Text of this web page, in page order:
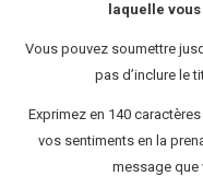
laquelle
Vous pouvez soumettre
pas d’inclure le
Exprimez en 140
vos sentiments en la
message que